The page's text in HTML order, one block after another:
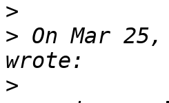
>
> On Mar
>